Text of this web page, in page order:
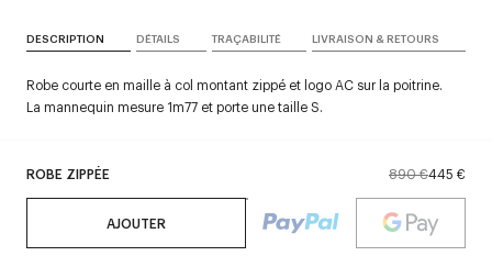
ROBE ZIPPÉE 890 €445 €
AJOUTER
DESCRIPTION DÉTAILS TRAÇABILITÉ LIVRAISON & RETOURS
Robe courte en maille à col montant zippé et logo AC sur la poitrine.
La mannequin mesure 1m77 et porte une taille S.